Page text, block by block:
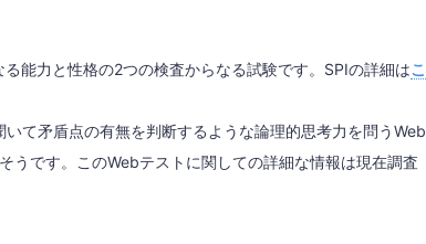
能力と性格の2つの検査からなる試験です。SPIの詳細はこ
いて矛盾点の有無を判断するような論理的思考力を問うWeb
うです。このWebテストに関しての詳細な情報は現在調査